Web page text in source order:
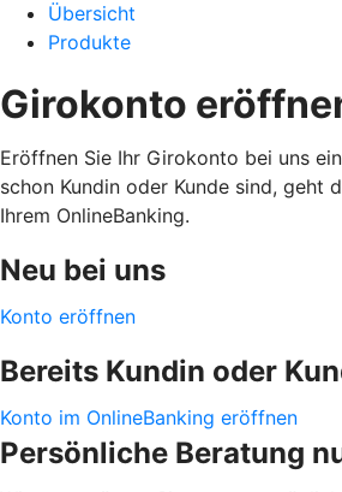
Übersicht
Produkte
Girokonto
Eröffnen Sie Ihr Girokonto bei uns
schon Kundin oder Kunde sind, geht
Ihrem OnlineBanking.
Neu bei uns
Konto eröffnen
Bereits Kundin oder
Konto im OnlineBanking eröffnen
Persönliche Beratung